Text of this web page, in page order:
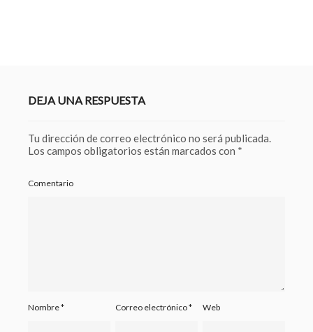
DEJA UNA RESPUESTA
Tu dirección de correo electrónico no será publicada.
Los campos obligatorios están marcados con *
Comentario
Nombre* Correo electrónico* Web